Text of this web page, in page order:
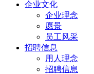
企业文化
企业理念
愿景
员工风采
招聘信息
用人理念
招聘信息